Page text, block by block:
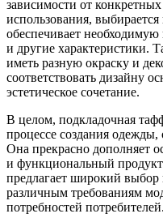
зависимости от
использования,
обеспечивает необходимую
и другие характеристики.
иметь разную окраску и
соответствовать дизайну
эстетическое сочетание.
В целом, подкладочная
процессе создания одежды,
Она прекрасно дополняет
и функциональный
предлагает широкий выбор
различным требованиям
потребностей потребителей.